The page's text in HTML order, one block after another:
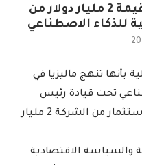
ماليزيا تجذب استثمارًا بقيمة 2 مليار دولار من
للذكاء الاصطناعي
بأنها تنهج ماليزيا في
تحت قيادة رئيس
الوزراء الماليزي أنور إبراهيم، مع استثمار من الشركة 2 مليار
والسياسة الاقتصادية